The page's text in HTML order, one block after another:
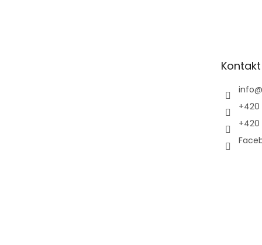
Kontakt
info@
+420
+420